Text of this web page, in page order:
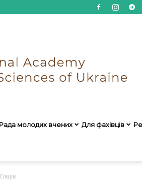
Рада молодих вчених Для фахівців